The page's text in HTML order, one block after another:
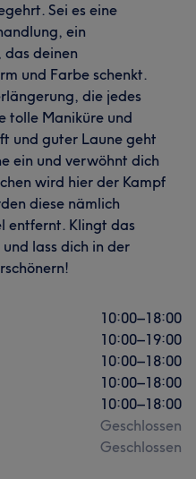
Sei es eine
ein
das deinen
und Farbe schenkt.
die jedes
tolle Maniküre und
und guter Laune geht
ein und verwöhnt dich
wird hier der Kampf
diese nämlich
entfernt. Klingt das
lass dich in der
10:00–18:00
10:00–19:00
10:00–18:00
10:00–18:00
10:00–18:00
Geschlossen
Geschlossen